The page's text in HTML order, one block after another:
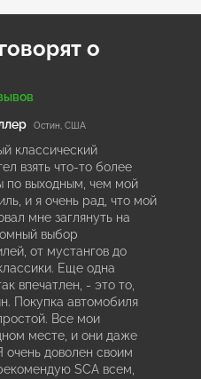
о
Остин, США
классический
взять что-то более
по выходным, чем мой
и я очень рад, что мой
мне заглянуть на
выбор
от мустангов до
Еще одна
впечатлен, - это то,
Покупка автомобиля
Все мои
месте, и они даже
очень доволен своим
SCA всем,